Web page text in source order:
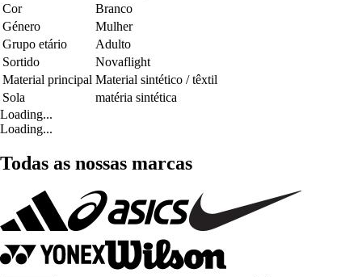
Cor
Branco
Género
Mulher
Grupo etário
Adulto
Sortido
Novaflight
Material principal Material sintético / têxtil
Sola
matéria sintética
Loading...
Loading...
Todas as nossas marcas